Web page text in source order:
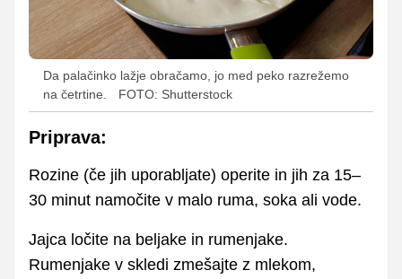
Da palačinko lažje obračamo, jo med peko razrežemo
na četrtine.
FOTO: Shutterstock
Priprava:
Rozine (če jih uporabljate) operite in jih za 15–
30 minut namočite v malo ruma, soka ali vode.
Jajca ločite na beljake in rumenjake.
Rumenjake v skledi zmešajte z mlekom,